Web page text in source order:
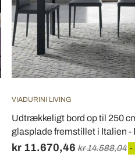
VIADURINI LIVING
Udtrækkeligt bord op til 250
glasplade fremstillet i Italien -
kr 11.670,46 kr 14.588,04 -